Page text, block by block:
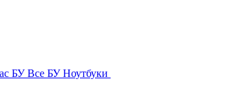
БУВсе БУ Ноутбуки